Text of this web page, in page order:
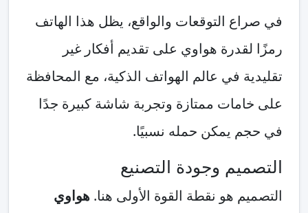
في صراع التوقعات والواقع، يظل هذا الهاتف
رمزًا لقدرة هواوي على تقديم أفكار غير
تقليدية في عالم الهواتف الذكية، مع المحافظة
على خامات ممتازة وتجربة شاشة كبيرة جدًا
في حجم يمكن حمله نسبيًا.
التصميم وجودة التصنيع
التصميم هو نقطة القوة الأولى هنا. هواوي